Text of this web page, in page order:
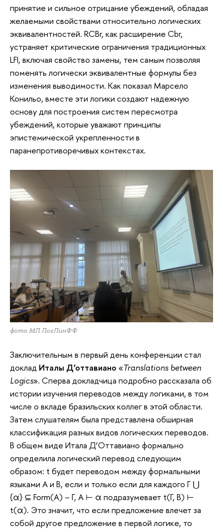
принятие и сильное отрицание убеждений, обладая
желаемыми свойствами относительно логических
эквивалентностей. RCBr, как расширение Cbr,
устраняет критические ограничения традиционных
LFI, включая свойство замены, тем самым позволяя
поменять логически эквивалентные формулы без
изменения выводимости. Как показал Марсело
Конильо, вместе эти логики создают надежную
основу для построения систем пересмотра
убеждений, которые уважают принципы
эпистемической укрепленности в
паранепротиворечивых контекстах.
фото МЛ ЛогЛинФФ
Заключительным в первый день конференции стал
доклад Италы Д’оттавиано «Translations between
Logics». Сперва докладчица подробно рассказала об
истории изучения переводов между логиками, в том
числе о вкладе бразильских коллег в этой области.
Затем слушателям была представлена обширная
классификация разных видов логических переводов.
В общем виде Итала Д’Оттавиано формально
определила логический перевод следующим
образом: t будет переводом между формальными
языками А и B, если и только если для каждого Г ⋃
{α} ⊆ Form(A) – Г, А ⊢ α подразумевает t(Г, B) ⊢
t(α). Это значит, что если предложение влечет за
собой другое предложение в первой логике, то